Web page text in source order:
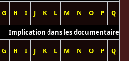
G H I J K L M N O P Q
Implication dans les documentaires
G H I J K L M N O P Q